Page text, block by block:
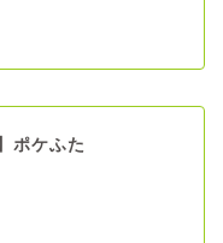
ポケふた